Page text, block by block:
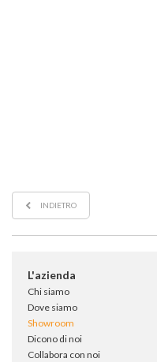
INDIETRO
L'azienda
Chi siamo
Dove siamo
Showroom
Dicono di noi
Collabora con noi